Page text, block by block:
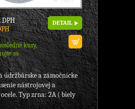
DPH
kusy,
sa
DETAIL
údržbárske a zámočnícke
nástrojovej a
Typ zrna: 2A ( biely